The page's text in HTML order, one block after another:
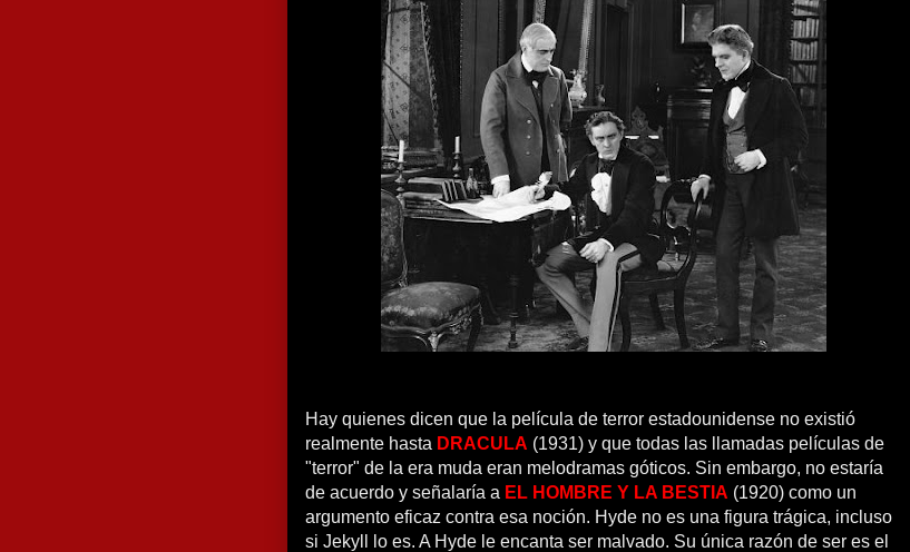
Hay quienes dicen que la película de terror estadounidense no existió
realmente hasta DRACULA (1931) y que todas las llamadas películas de
"terror" de la era muda eran melodramas góticos. Sin embargo, no estaría
de acuerdo y señalaría a EL HOMBRE Y LA BESTIA (1920) como un
argumento eficaz contra esa noción. Hyde no es una figura trágica, incluso
si Jekyll lo es. A Hyde le encanta ser malvado. Su única razón de ser es el